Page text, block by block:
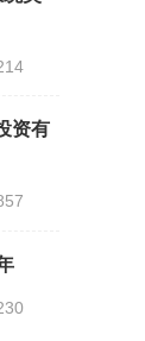
资有